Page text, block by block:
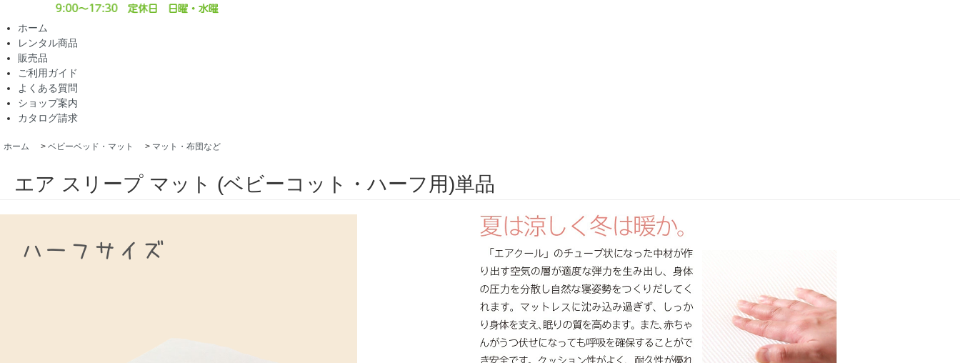
ホーム
レンタル商品
販売品
ご利用ガイド
よくある質問
ショップ案内
カタログ請求
ホーム > ベビーベッド・マット > マット・布団など
エア スリープ マット (ベビーコット・ハーフ用)単品